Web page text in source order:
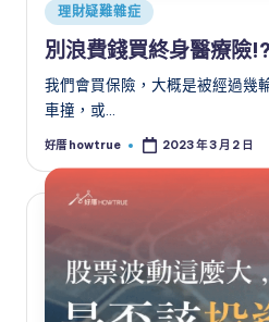
Posted
理財疑難雜症
別浪費錢買終身醫療險!?
我們會買保險，大概是被經過幾
車撞，或…
Posted
好厝 howtrue 2023 年 3 月 2 日